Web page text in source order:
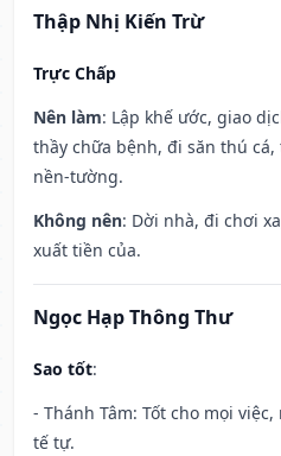
Thập Nhị Kiến Trừ
Trực Chấp
Nên làm: Lập khế ước, giao
thầy chữa bệnh, đi săn thú
nền-tường.
Không nên: Dời nhà, đi chơi
xuất tiền của.
Ngọc Hạp Thông Thư
Sao tốt:
- Thánh Tâm: Tốt cho mọi
tế tự.